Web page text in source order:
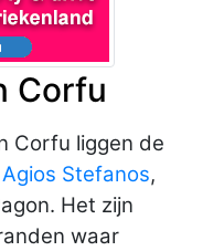
Corfu
Corfu liggen de
Agios Stefanos,
Het zijn
waar